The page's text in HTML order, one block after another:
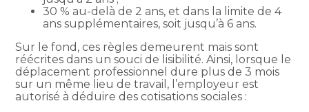
30 % au-delà de 2 ans, et dans la limite de 4
ans supplémentaires, soit jusqu’à 6 ans.
Sur le fond, ces règles demeurent mais sont
réécrites dans un souci de lisibilité. Ainsi, lorsque le
déplacement professionnel dure plus de 3 mois
sur un même lieu de travail, l’employeur est
autorisé à déduire des cotisations sociales :